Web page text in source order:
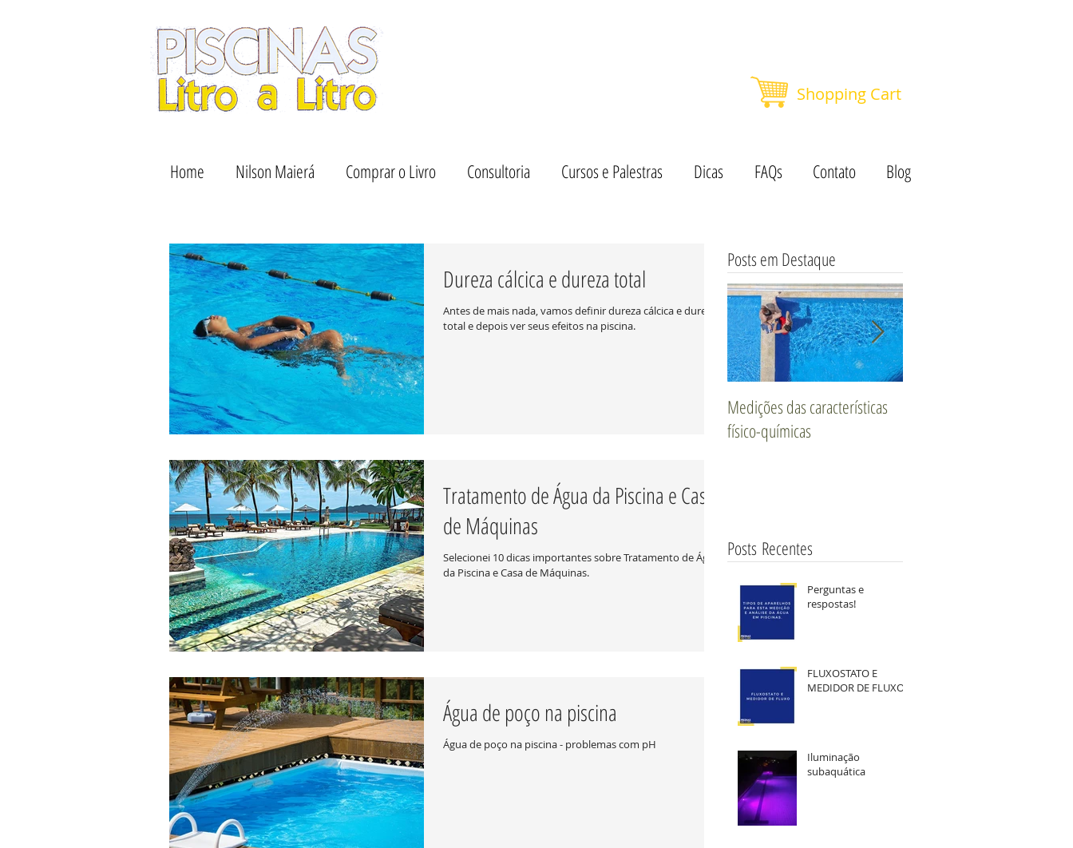
Shopping Cart
Home Nilson Maierá Comprar o Livro Consultoria Cursos e Palestras Dicas FAQs Contato Blog
Dureza cálcica e dureza total
Antes de mais nada, vamos definir dureza cálcica e dureza
total e depois ver seus efeitos na piscina.
Tratamento de Água da Piscina e Casa
de Máquinas
Selecionei 10 dicas importantes sobre Tratamento de Água
da Piscina e Casa de Máquinas.
Água de poço na piscina
Água de poço na piscina - problemas com pH
Posts em Destaque
Medições das características
físico-químicas
Posts Recentes
Perguntas e
respostas!
FLUXOSTATO E
MEDIDOR DE FLUXO
Iluminação
subaquática